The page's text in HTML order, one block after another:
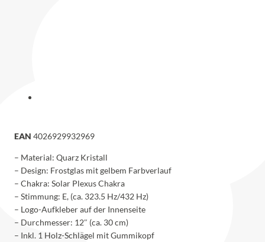
EAN 4026929932969
– Material: Quarz Kristall
– Design: Frostglas mit gelbem Farbverlauf
– Chakra: Solar Plexus Chakra
– Stimmung: E, (ca. 323.5 Hz/432 Hz)
– Logo-Aufkleber auf der Innenseite
– Durchmesser: 12″ (ca. 30 cm)
– Inkl. 1 Holz-Schlägel mit Gummikopf